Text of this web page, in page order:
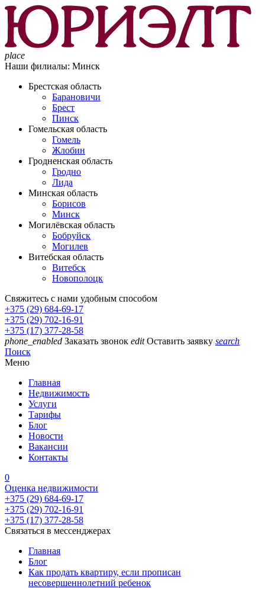
place
Наши филиалы: Минск
Брестская область
Барановичи
Брест
Пинск
Гомельская область
Гомель
Жлобин
Гродненская область
Гродно
Лида
Минская область
Борисов
Минск
Могилёвская область
Бобруйск
Могилев
Витебская область
Витебск
Новополоцк
Свяжитесь с нами удобным способом
+375 (29) 684-69-17
+375 (29) 702-16-91
+375 (17) 377-28-58
phone_enabled Заказать звонок edit Оставить заявку search
Поиск
Меню
Главная
Недвижимость
Услуги
Тарифы
Блог
Новости
Вакансии
Контакты
0
Оценка недвижимости
+375 (29) 684-69-17
+375 (29) 702-16-91
+375 (17) 377-28-58
Связаться в мессенджерах
Главная
Блог
Как продать квартиру, если прописан
несовершеннолетний ребенок